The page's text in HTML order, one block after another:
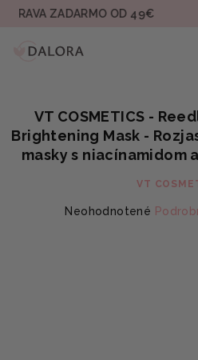
Prejsť
ZADARMO OD 49€
VT COSMETICS -
Brightening Mask -
masky s niacínamidom
VT
Priemerné
Neohodnotené